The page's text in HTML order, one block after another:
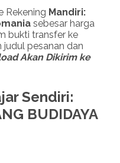
Rekening Mandiri:
sebesar harga
bukti transfer ke
judul pesanan dan
Akan Dikirim ke
Sendiri:
BUDIDAYA